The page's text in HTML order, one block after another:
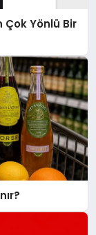
Yönlü Bir